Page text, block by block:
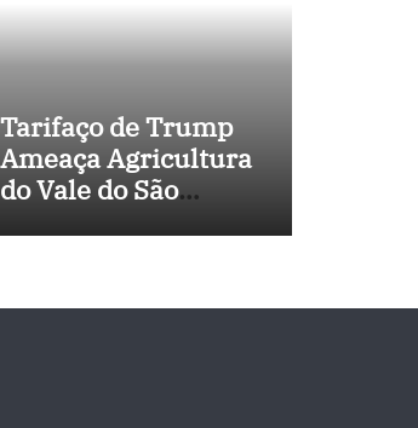
Tarifaço de Trump
Ameaça Agricultura
do Vale do São